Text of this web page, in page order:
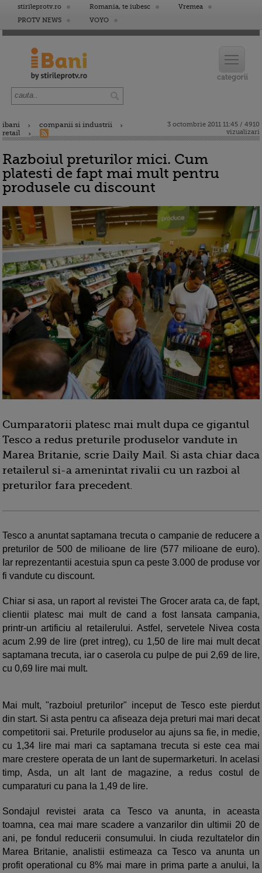
stirileprotv.ro Romania, te iubesc
Vremea
PROTV NEWS
VOYO
ibani
companii si industrii
retail
3 octombrie 2011 11:45 / 4910
vizualizari
Razboiul preturilor mici. Cum
platesti de fapt mai mult pentru
produsele cu discount
Cumparatorii platesc mai mult dupa ce gigantul
Tesco a redus preturile produselor vandute in
Marea Britanie, scrie Daily Mail. Si asta chiar daca
retailerul si-a amenintat rivalii cu un razboi al
preturilor fara precedent.
Tesco a anuntat saptamana trecuta o campanie de reducere a
preturilor de 500 de milioane de lire (577 milioane de euro).
Iar reprezentantii acestuia spun ca peste 3.000 de produse vor
fi vandute cu discount.
Chiar si asa, un raport al revistei The Grocer arata ca, de fapt,
clientii platesc mai mult de cand a fost lansata campania,
printr-un artificiu al retailerului. Astfel, servetele Nivea costa
acum 2.99 de lire (pret intreg), cu 1,50 de lire mai mult decat
saptamana trecuta, iar o caserola cu pulpe de pui 2,69 de lire,
cu 0,69 lire mai mult.
Mai mult, "razboiul preturilor" inceput de Tesco este pierdut
din start. Si asta pentru ca afiseaza deja preturi mai mari decat
competitorii sai. Preturile produselor au ajuns sa fie, in medie,
cu 1,34 lire mai mari ca saptamana trecuta si este cea mai
mare crestere operata de un lant de supermarketuri. In acelasi
timp, Asda, un alt lant de magazine, a redus costul de
cumparaturi cu pana la 1,49 de lire.
Sondajul revistei arata ca Tesco va anunta, in aceasta
toamna, cea mai mare scadere a vanzarilor din ultimii 20 de
ani, pe fondul reducerii consumului. In ciuda rezultatelor din
Marea Britanie, analistii estimeaza ca Tesco va anunta un
profit operational cu 8% mai mare in prima parte a anului, la